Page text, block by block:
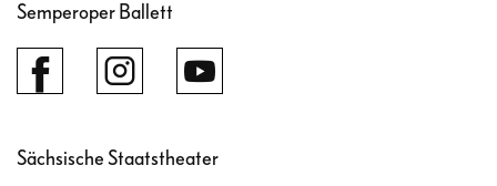
Semperoper Ballett
Sächsische Staatstheater